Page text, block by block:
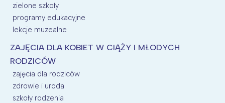
zielone szkoły
programy edukacyjne
lekcje muzealne
ZAJĘCIA DLA KOBIET W CIĄŻY I MŁODYCH
RODZICÓW
zajęcia dla rodziców
zdrowie i uroda
szkoły rodzenia